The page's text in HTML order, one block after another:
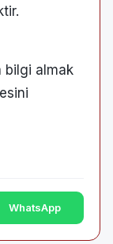
bilgi almak
WhatsApp